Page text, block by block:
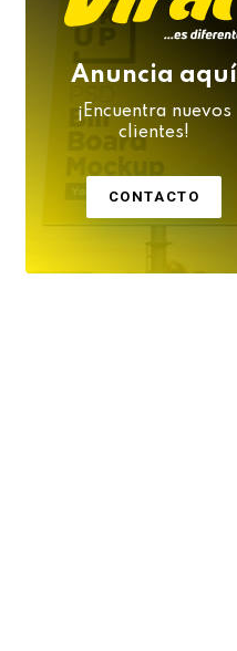
Anuncia aquí
¡Encuentra nuevos
clientes!
CONTACTO